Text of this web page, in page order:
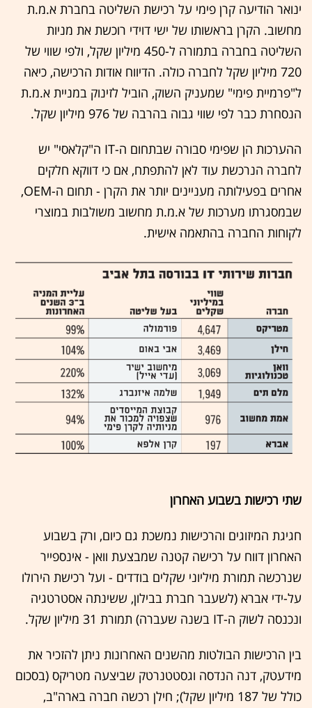
ינואר הודיעה קרן פימי על רכישת השליטה בחברת א.מ.ת
מחשוב. הקרן בראשותו של ישי דוידי רוכשת את מניות
השליטה בחברה בתמורה ל-450 מיליון שקל, ולפי שווי של
720 מיליון שקל לחברה כולה. הדיווח אודות הרכישה, כיאה
ל"פרמיית פימי" שמעניק השוק, הוביל לזינוק במניית א.מ.ת
הנסחרת כבר לפי שווי גבוה בהרבה של 976 מיליון שקל.
ההערכות הן שפימי סבורה שבתחום ה-IT ה"קלאסי" יש
לחברה הנרכשת עוד לאן להתפתח, אם כי דווקא חלקים
אחרים בפעילותה מעניינים יותר את הקרן - תחום ה-OEM,
שבמסגרתו מערכות של א.מ.ת מחשוב משולבות במוצרי
לקוחות החברה בהתאמה אישית.
שתי רכישות בשבוע האחרון
חגיגת המיזוגים והרכישות נמשכת גם כיום, ורק בשבוע
האחרון דווח על רכישה קטנה שמבצעת וואן - אינספייר
שנרכשה תמורת מיליוני שקלים בודדים - ועל רכישת הירולו
על-ידי אברא (לשעבר חברת בבילון, ששינתה אסטרטגיה
ונכנסה לשוק ה-IT בשנה שעברה) תמורת 31 מיליון שקל.
בין הרכישות הבולטות מהשנים האחרונות ניתן להזכיר את
מידעטק, דנה הנדסה וגסטטנרטק שביצעה מטריקס (בסכום
כולל של 187 מיליון שקל); חילן רכשה חברה בארה"ב,